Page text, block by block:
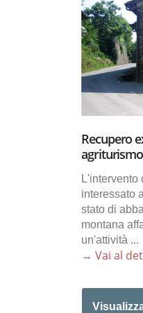
Recupero
agriturismo
L'intervento
interessato
stato di
montana
un'attività ...
→ Vai al